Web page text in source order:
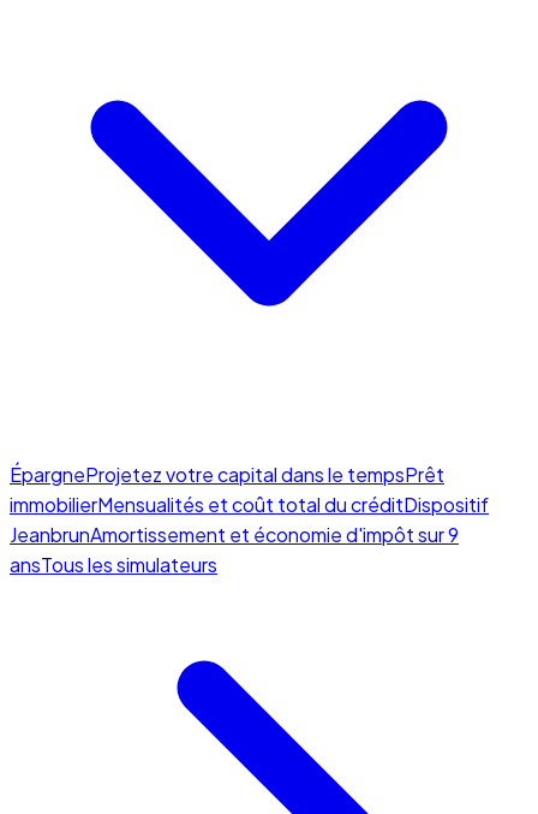
ÉpargneProjetez votre capital dans le tempsPrêt
immobilierMensualités et coût total du créditDispositif
JeanbrunAmortissement et économie d'impôt sur 9
ansTous les simulateurs